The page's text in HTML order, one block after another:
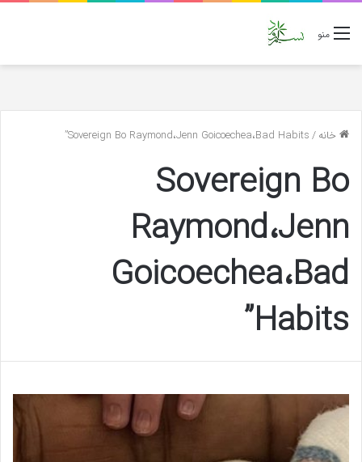
منو
خانه/Sovereign Bo Raymond،Jenn Goicoechea،Bad Habits”
Sovereign Bo
Raymond،Jenn
Goicoechea،Bad
Habits”